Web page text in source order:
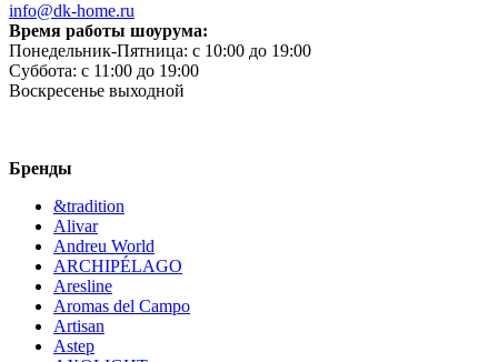
info@dk-home.ru
Время работы шоурума:
Понедельник-Пятница: c 10:00 до 19:00
Суббота: c 11:00 до 19:00
Воскресенье выходной
Бренды
&tradition
Alivar
Andreu World
ARCHIPÉLAGO
Aresline
Aromas del Campo
Artisan
Astep